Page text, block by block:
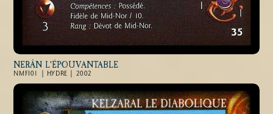
NERÂN L'ÉPOUVANTABLE
NMFI01 | HYDRE | 2002